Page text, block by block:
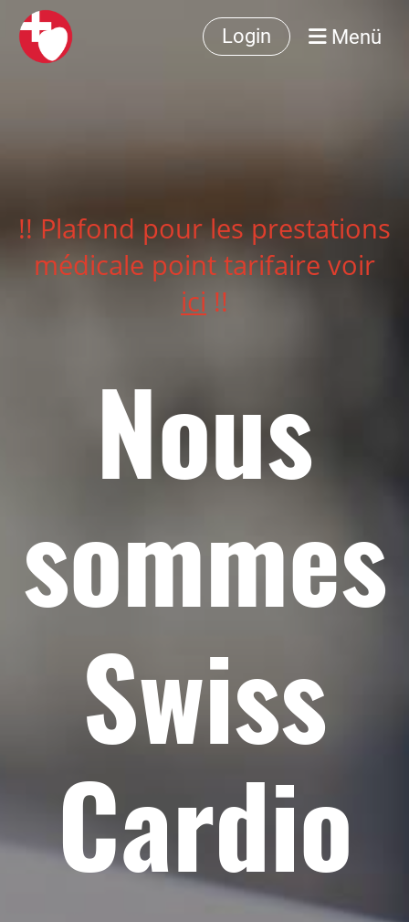
Login Menü
!! Plafond pour les prestations
médicale point tarifaire voir
ici !!
Nous
sommes
Swiss
Cardio